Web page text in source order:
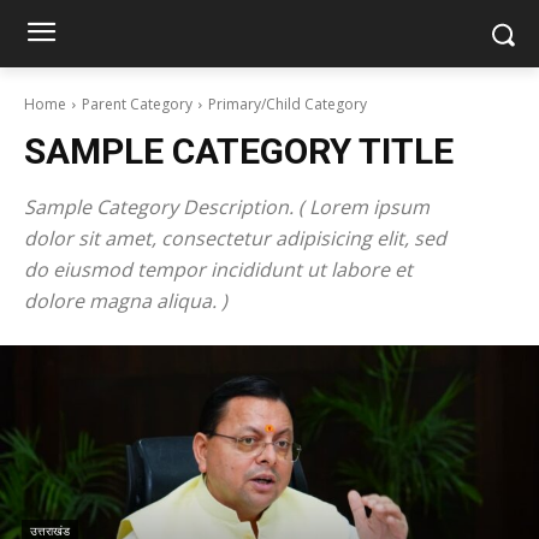
Home Parent Category Primary/Child Category
SAMPLE CATEGORY TITLE
Sample Category Description. ( Lorem ipsum
dolor sit amet, consectetur adipisicing elit, sed
do eiusmod tempor incididunt ut labore et
dolore magna aliqua. )
उत्तराखंड